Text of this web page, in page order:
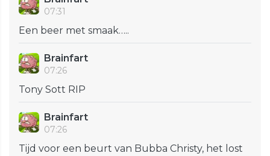
07:31
Een beer met smaak…..
Brainfart
07:26
Tony Sott RIP
Brainfart
07:26
Tijd voor een beurt van Bubba Christy, het lost